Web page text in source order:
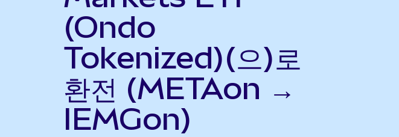
(Ondo
Tokenized)(으)로
환전 (METAon →
IEMGon)